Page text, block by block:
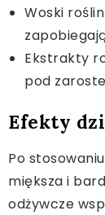
Woski
Ekstrakty
pod
Efekty
Po
miększa i
odżywcze